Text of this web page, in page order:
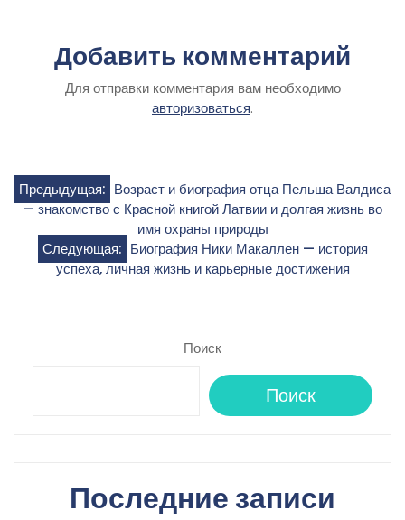
Добавить комментарий
Для отправки комментария вам необходимо
авторизоваться.
Навигация
по
записям
Предыдущая: Возраст и биография отца Пельша Валдиса
— знакомство с Красной книгой Латвии и долгая жизнь во
имя охраны природы
Следующая: Биография Ники Макаллен — история
успеха, личная жизнь и карьерные достижения
Поиск
Поиск
Последние записи